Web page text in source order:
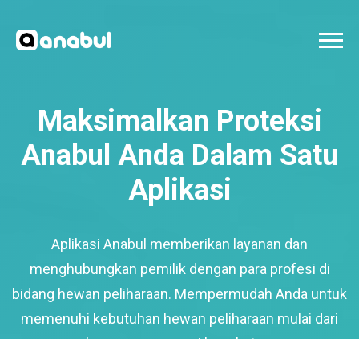
Maksimalkan Proteksi
Anabul Anda Dalam Satu
Aplikasi
Aplikasi Anabul memberikan layanan dan
menghubungkan pemilik dengan para profesi di
bidang hewan peliharaan. Mempermudah Anda untuk
memenuhi kebutuhan hewan peliharaan mulai dari